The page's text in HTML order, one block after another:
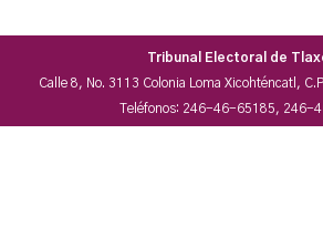
Tribunal Electoral de
Calle 8, No. 3113 Colonia Loma Xicohténcatl,
Teléfonos: 246-46-65185, 246-